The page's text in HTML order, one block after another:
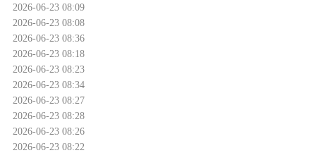
2026-06-23 08:09
2026-06-23 08:08
2026-06-23 08:36
2026-06-23 08:18
2026-06-23 08:23
2026-06-23 08:34
2026-06-23 08:27
2026-06-23 08:28
2026-06-23 08:26
2026-06-23 08:22